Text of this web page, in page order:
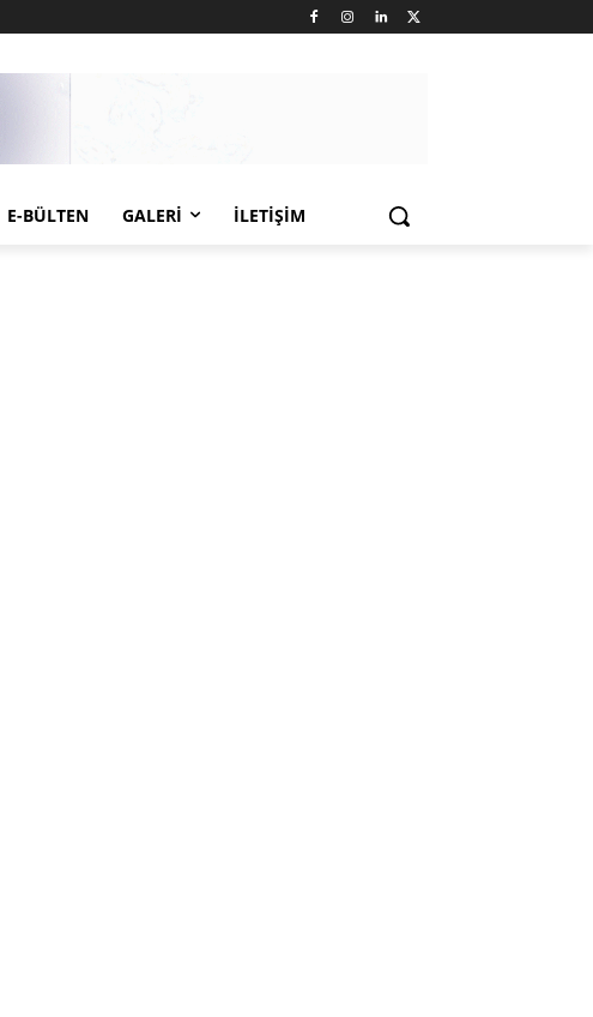
E-BÜLTEN GALERI İLETIŞIM